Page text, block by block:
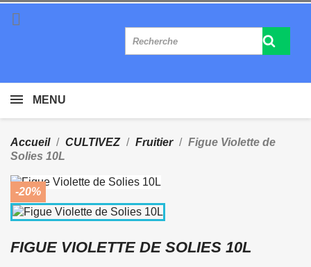

MENU
Accueil CULTIVEZ Fruitier
Figue Violette de
Solies 10L
-20%
FIGUE VIOLETTE DE SOLIES 10L